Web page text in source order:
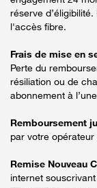
réserve
l'accès fibre.
Frais de mise en
Perte du
résiliation ou de
abonnement à
Remboursement
par votre
Remise Nouveau
internet